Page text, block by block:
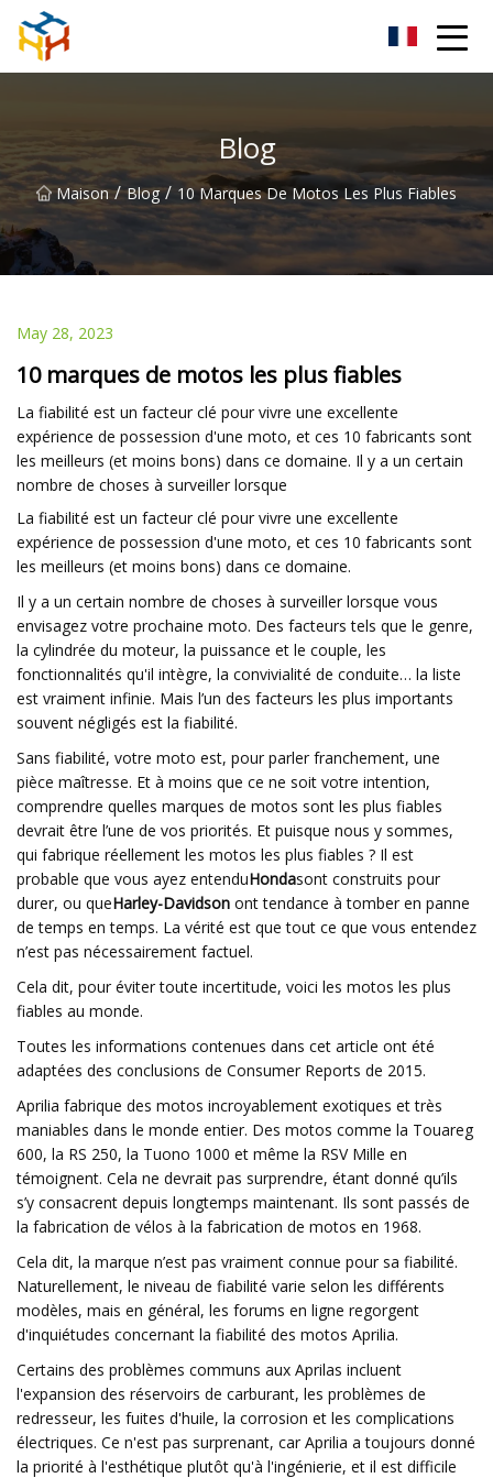
Blog
Maison / Blog / 10 Marques De Motos Les Plus Fiables
May 28, 2023
10 marques de motos les plus fiables
La fiabilité est un facteur clé pour vivre une excellente
expérience de possession d'une moto, et ces 10 fabricants sont
les meilleurs (et moins bons) dans ce domaine. Il y a un certain
nombre de choses à surveiller lorsque
La fiabilité est un facteur clé pour vivre une excellente
expérience de possession d'une moto, et ces 10 fabricants sont
les meilleurs (et moins bons) dans ce domaine.
Il y a un certain nombre de choses à surveiller lorsque vous
envisagez votre prochaine moto. Des facteurs tels que le genre,
la cylindrée du moteur, la puissance et le couple, les
fonctionnalités qu'il intègre, la convivialité de conduite… la liste
est vraiment infinie. Mais l’un des facteurs les plus importants
souvent négligés est la fiabilité.
Sans fiabilité, votre moto est, pour parler franchement, une
pièce maîtresse. Et à moins que ce ne soit votre intention,
comprendre quelles marques de motos sont les plus fiables
devrait être l’une de vos priorités. Et puisque nous y sommes,
qui fabrique réellement les motos les plus fiables ? Il est
probable que vous ayez entenduHondasont construits pour
durer, ou queHarley-Davidson ont tendance à tomber en panne
de temps en temps. La vérité est que tout ce que vous entendez
n’est pas nécessairement factuel.
Cela dit, pour éviter toute incertitude, voici les motos les plus
fiables au monde.
Toutes les informations contenues dans cet article ont été
adaptées des conclusions de Consumer Reports de 2015.
Aprilia fabrique des motos incroyablement exotiques et très
maniables dans le monde entier. Des motos comme la Touareg
600, la RS 250, la Tuono 1000 et même la RSV Mille en
témoignent. Cela ne devrait pas surprendre, étant donné qu’ils
s’y consacrent depuis longtemps maintenant. Ils sont passés de
la fabrication de vélos à la fabrication de motos en 1968.
Cela dit, la marque n’est pas vraiment connue pour sa fiabilité.
Naturellement, le niveau de fiabilité varie selon les différents
modèles, mais en général, les forums en ligne regorgent
d'inquiétudes concernant la fiabilité des motos Aprilia.
Certains des problèmes communs aux Aprilas incluent
l'expansion des réservoirs de carburant, les problèmes de
redresseur, les fuites d'huile, la corrosion et les complications
électriques. Ce n'est pas surprenant, car Aprilia a toujours donné
la priorité à l'esthétique plutôt qu'à l'ingénierie, et il est difficile